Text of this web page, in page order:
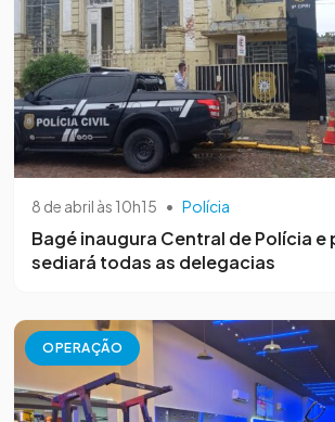
8 de abril às 10h15 • Polícia
Bagé inaugura Central de Polícia e
sediará todas as delegacias
OPERAÇÃO